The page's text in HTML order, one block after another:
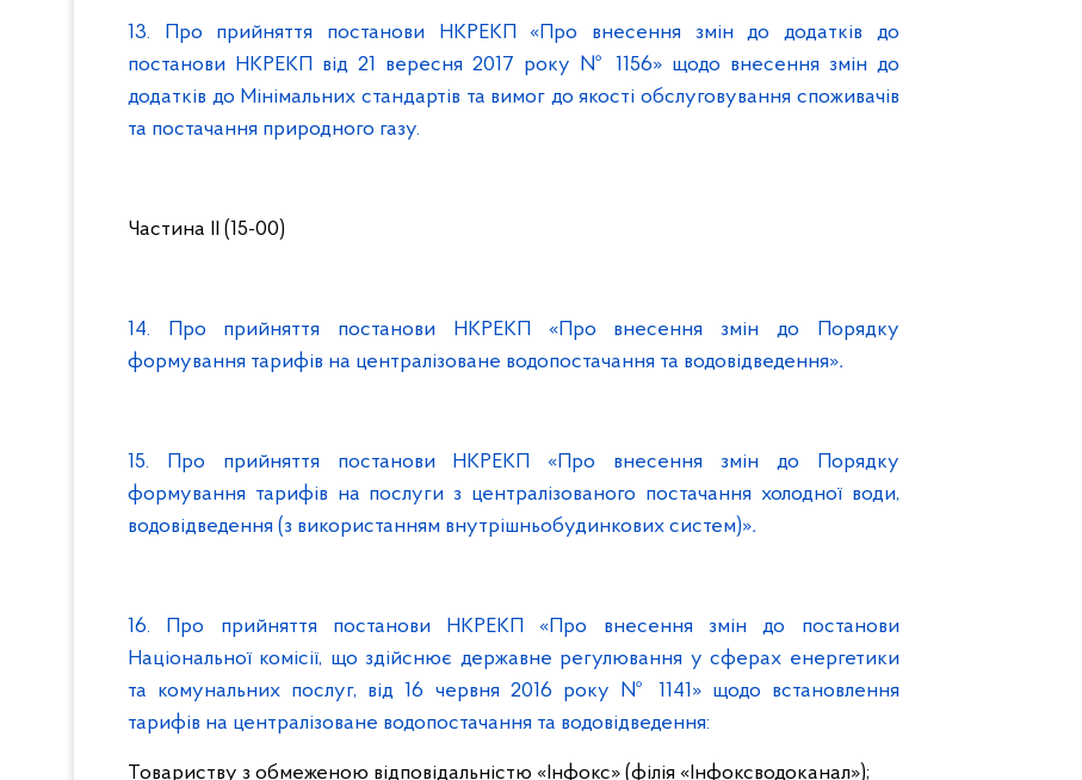
13. Про прийняття постанови НКРЕКП «Про внесення змін до додатків до
постанови НКРЕКП від 21 вересня 2017 року № 1156» щодо внесення змін до
додатків до Мінімальних стандартів та вимог до якості обслуговування споживачів
та постачання природного газу.
Частина ІІ (15-00)
14. Про прийняття постанови НКРЕКП «Про внесення змін до Порядку
формування тарифів на централізоване водопостачання та водовідведення».
15. Про прийняття постанови НКРЕКП «Про внесення змін до Порядку
формування тарифів на послуги з централізованого постачання холодної води,
водовідведення (з використанням внутрішньобудинкових систем)».
16. Про прийняття постанови НКРЕКП «Про внесення змін до постанови
Національної комісії, що здійснює державне регулювання у сферах енергетики
та комунальних послуг, від 16 червня 2016 року № 1141» щодо встановлення
тарифів на централізоване водопостачання та водовідведення:
Товариству з обмеженою відповідальністю «Інфокс» (філія «Інфоксводоканал»);